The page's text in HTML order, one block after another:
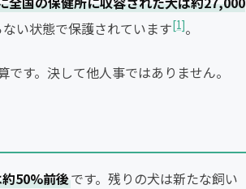
い状態で保護されています[1]。
す。決して他人事ではありません。
50%前後です。残りの犬は新たな飼い